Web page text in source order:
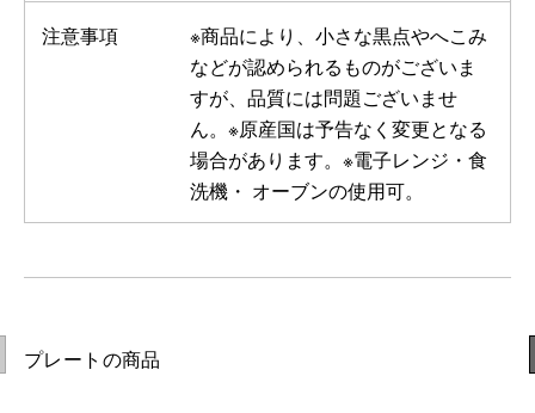
注意事項
※商品により、小さな黒点やへこみ
などが認められるものがございま
すが、品質には問題ございませ
ん。※原産国は予告なく変更となる
場合があります。※電子レンジ・食
洗機・ オーブンの使用可。
プレートの商品